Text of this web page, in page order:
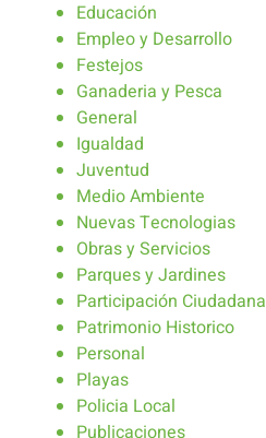
Educación
Empleo y Desarrollo
Festejos
Ganaderia y Pesca
General
Igualdad
Juventud
Medio Ambiente
Nuevas Tecnologias
Obras y Servicios
Parques y Jardines
Participación Ciudadana
Patrimonio Historico
Personal
Playas
Policia Local
Publicaciones